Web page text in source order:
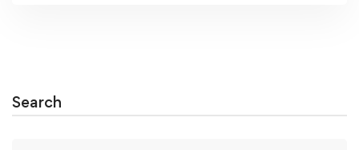
Search